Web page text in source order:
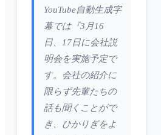
YouTube自動生成字
幕では『3月16
日、17日に会社説
明会を実施予定で
す。会社の紹介に
限らず先輩たちの
話も聞くことがで
き、ひかりぎをよ